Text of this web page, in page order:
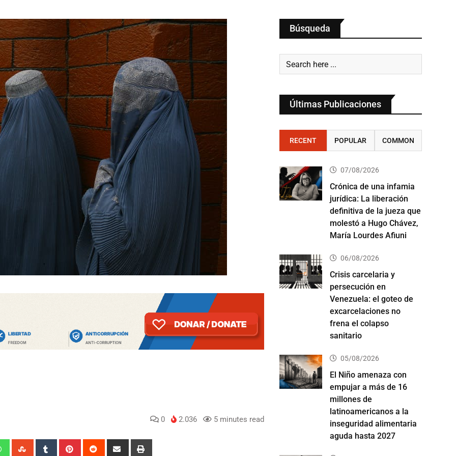
0 2.036 5 minutes read
Búsqueda
Últimas Publicaciones
RECENT POPULAR COMMON
07/08/2026
Crónica de una infamia
jurídica: La liberación
definitiva de la jueza que
molestó a Hugo Chávez,
María Lourdes Afiuni
06/08/2026
Crisis carcelaria y
persecución en
Venezuela: el goteo de
excarcelaciones no
frena el colapso
sanitario
05/08/2026
El Niño amenaza con
empujar a más de 16
millones de
latinoamericanos a la
inseguridad alimentaria
aguda hasta 2027